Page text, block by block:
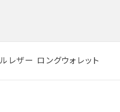
レザー ロングウォレット